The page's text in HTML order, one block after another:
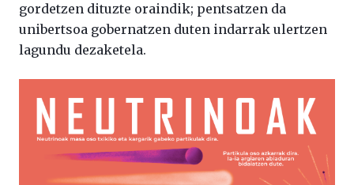
gordetzen dituzte oraindik; pentsatzen da
unibertsoa gobernatzen duten indarrak ulertzen
lagundu dezaketela.